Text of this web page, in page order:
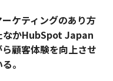
ケティングのあり方
なかHubSpot Japan
顧客体験を向上させ
。